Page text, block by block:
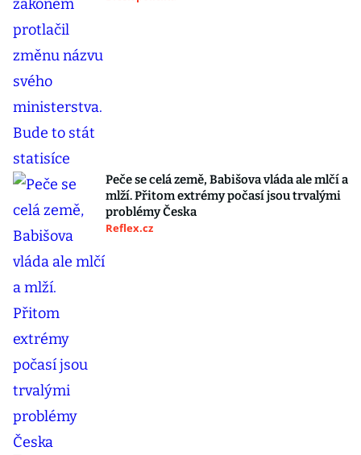
Peče se celá země, Babišova vláda ale mlčí a
mlží. Přitom extrémy počasí jsou trvalými
problémy Česka
Reflex.cz